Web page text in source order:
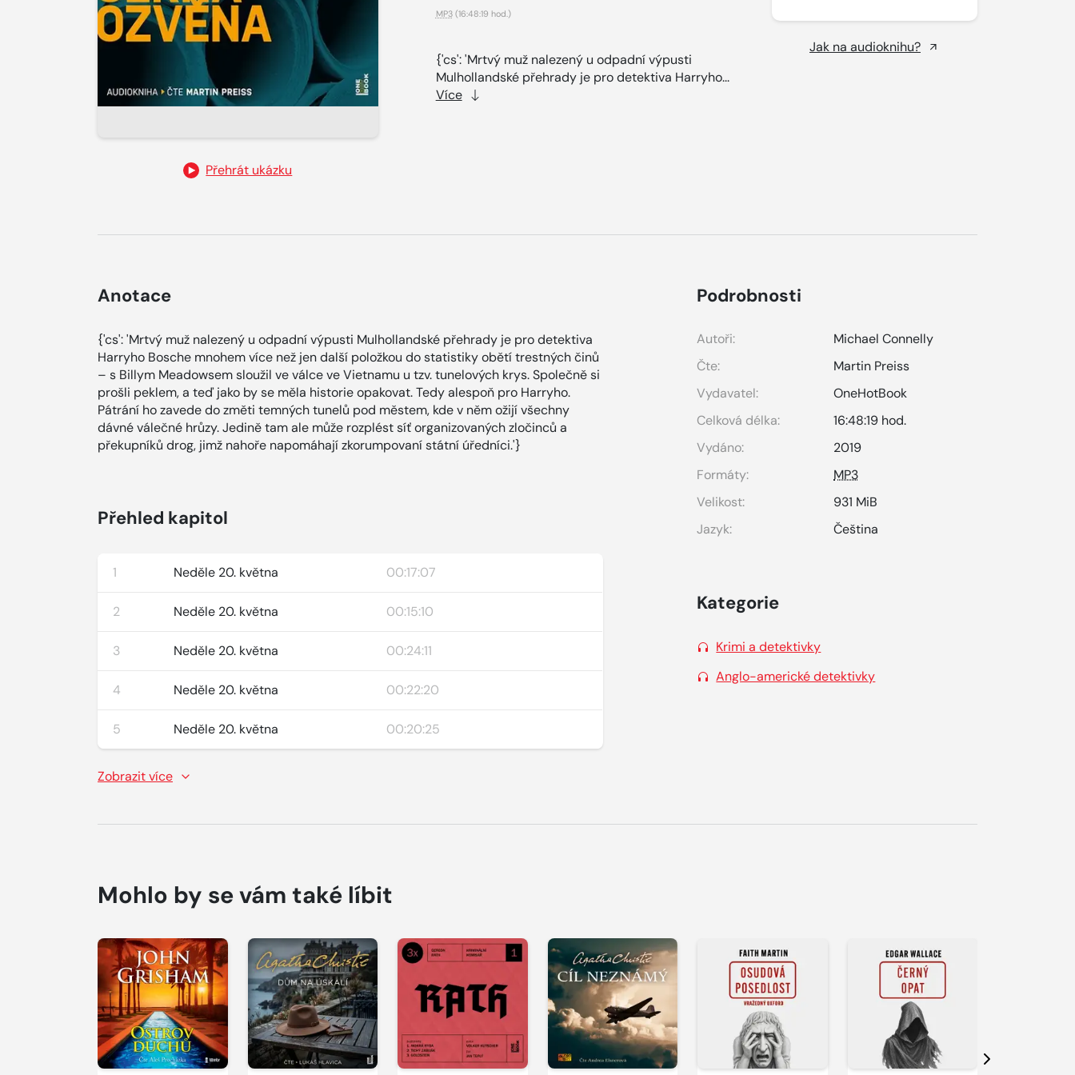
Přehrát ukázku
MP3(16:48:19 hod.)
{'cs': 'Mrtvý muž nalezený u odpadní výpusti
Mulhollandské přehrady je pro detektiva Harryho...
Více
Jak na audioknihu?
Anotace
{'cs': 'Mrtvý muž nalezený u odpadní výpusti Mulhollandské přehrady je pro detektiva
Harryho Bosche mnohem více než jen další položkou do statistiky obětí trestných činů
– s Billym Meadowsem sloužil ve válce ve Vietnamu u tzv. tunelových krys. Společně si
prošli peklem, a teď jako by se měla historie opakovat. Tedy alespoň pro Harryho.
Pátrání ho zavede do změti temných tunelů pod městem, kde v něm ožijí všechny
dávné válečné hrůzy. Jedině tam ale může rozplést síť organizovaných zločinců a
překupníků drog, jimž nahoře napomáhají zkorumpovaní státní úředníci.'}
Přehled kapitol
1 Neděle 20. května 00:17:07
2 Neděle 20. května 00:15:10
3 Neděle 20. května 00:24:11
4 Neděle 20. května 00:22:20
5 Neděle 20. května 00:20:25
Zobrazit více
Podrobnosti
Autoři:
Michael Connelly
Čte:
Martin Preiss
Vydavatel:
OneHotBook
Celková délka:
16:48:19 hod.
Vydáno:
2019
Formáty:
MP3
Velikost:
931 MiB
Jazyk:
Čeština
Kategorie
Krimi a detektivky
Anglo-americké detektivky
Mohlo by se vám také líbit
Přehrát
ukázku
Přehrát
ukázku
Přehrát
ukázku
Přehrát
ukázku
Přehrát
ukázku
Další